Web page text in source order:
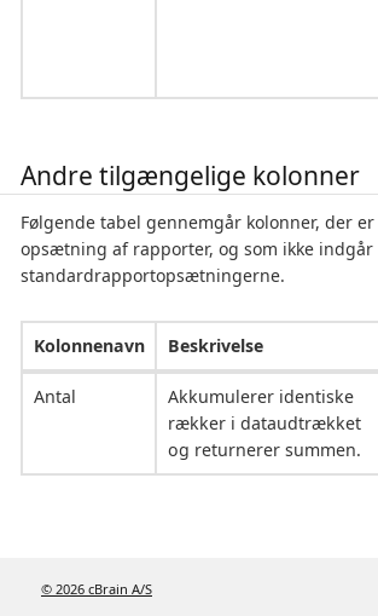
Andre tilgængelige kolonner
Følgende tabel gennemgår kolonner, der
opsætning af rapporter, og som ikke indgår
standardrapportopsætningerne.
Kolonnenavn Beskrivelse
Antal
Akkumulerer identiske
rækker i dataudtrækket
og returnerer summen.
© 2026 cBrain A/S